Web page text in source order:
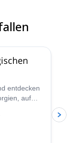
4.6
entdecken
auf
Sie